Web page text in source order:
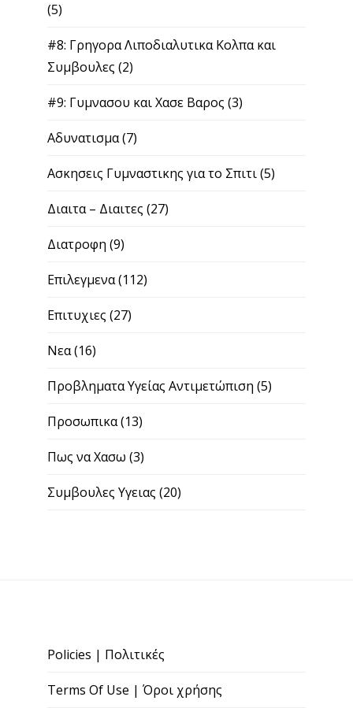
(5)
#8: Γρηγορα Λιποδιαλυτικα Κολπα και
Συμβουλες (2)
#9: Γυμνασου και Χασε Βαρος (3)
Αδυνατισμα(7)
Ασκησεις Γυμναστικης για το Σπιτι(5)
Διαιτα – Διαιτες (27)
Διατροφη (9)
Επιλεγμενα(112)
Επιτυχιες (27)
Νεα(16)
Προβληματα Υγείας Αντιμετώπιση (5)
Προσωπικα(13)
Πως να Χασω (3)
Συμβουλες Υγειας (20)
Policies | Πολιτικές
Terms Of Use | Όροι χρήσης